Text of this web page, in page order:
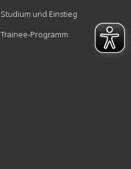
Studium und Einstieg
Trainee-Programm